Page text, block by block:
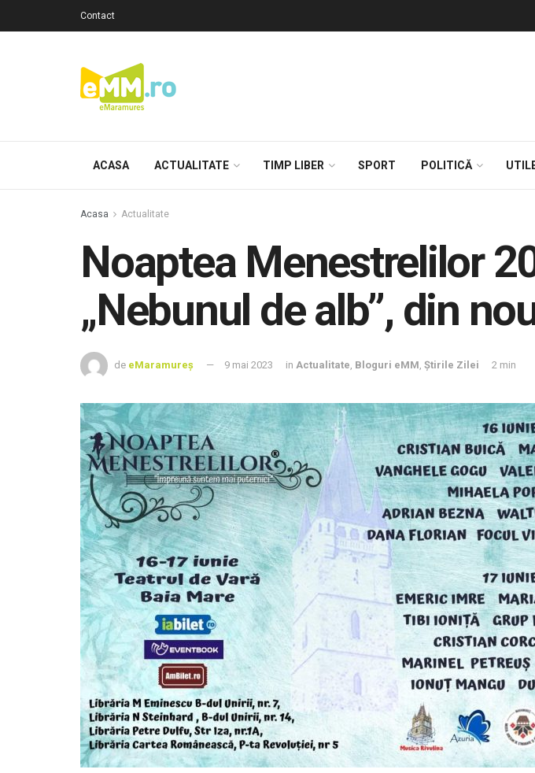
Contact
ACASA ACTUALITATE TIMP LIBER SPORT POLITICĂ
Acasa Actualitate
Noaptea Menestrelilor
„Nebunul de alb”, din
de eMaramureș 9 mai 2023 in Actualitate, Bloguri eMM, Știrile Zilei 2 min